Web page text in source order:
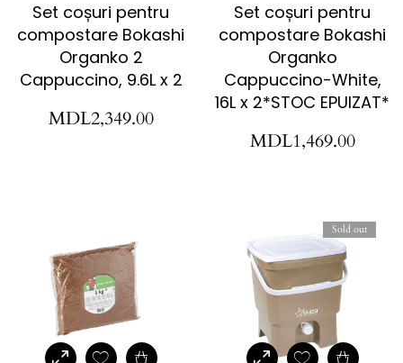
Set coșuri pentru
compostare Bokashi
Organko 2
Cappuccino, 9.6L x 2
MDL2,349.00
Set coșuri pentru
compostare Bokashi
Organko
Cappuccino-White,
16L x 2*STOC EPUIZAT*
MDL1,469.00
Sold out